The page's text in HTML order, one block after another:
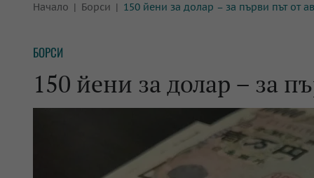
БОРСИ
КРИПТО
БАНКИ
ПАРИТЕ
ИМОТИ
Начало Борси 150 йени за долар – за първи път от
БОРСИ
150 йени за долар – за